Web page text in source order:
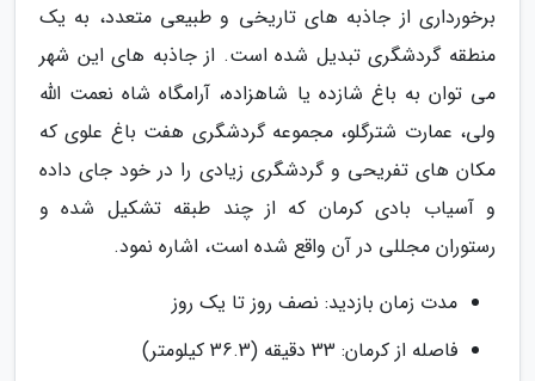
برخورداری از جاذبه های تاریخی و طبیعی متعدد، به یک
منطقه گردشگری تبدیل شده است. از جاذبه های این شهر
می توان به باغ شازده یا شاهزاده، آرامگاه شاه نعمت الله
ولی، عمارت شترگلو، مجموعه گردشگری هفت باغ علوی که
مکان های تفریحی و گردشگری زیادی را در خود جای داده
و آسیاب بادی کرمان که از چند طبقه تشکیل شده و
رستوران مجللی در آن واقع شده است، اشاره نمود.
مدت زمان بازدید: نصف روز تا یک روز
فاصله از کرمان: 33 دقیقه (36.3 کیلومتر)